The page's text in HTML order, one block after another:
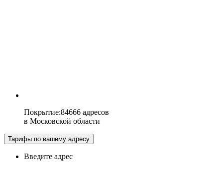
Покрытие:84666 адресов
в Московской области
Тарифы по вашему адресу
Введите адрес